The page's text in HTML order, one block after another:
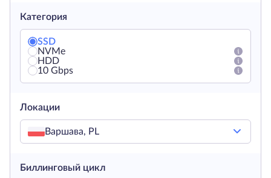
Категория
SSD
NVMe
HDD
10 Gbps
Локации
Варшава, PL
Биллинговый цикл